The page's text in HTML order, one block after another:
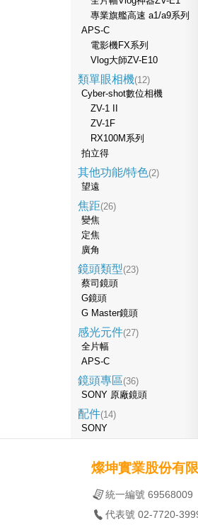
專業旗艦高速 a1/a9系列
APS-C
電影機FX系列
Vlog大師ZV-E10
類單眼相機(12)
Cyber-shot數位相機
ZV-1 II
ZV-1F
RX100M系列
拍立得
其他功能/特色(2)
望遠
焦距(26)
變焦
定焦
廣角
鏡頭類型(23)
蔡司鏡頭
G鏡頭
G Master鏡頭
感光元件(27)
全片幅
APS-C
鏡頭專區(36)
SONY 原廠鏡頭
配件(14)
SONY